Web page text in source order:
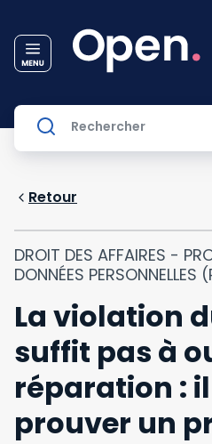
Retour
DROIT DES AFFAIRES -
DONNÉES PERSONNELLES
La violation
suffit pas à
réparation :
prouver un